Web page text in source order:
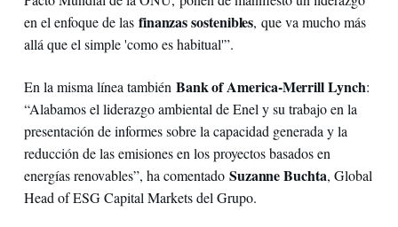
en el enfoque de las finanzas sostenibles, que va mucho más
allá que el simple 'como es habitual'”.
En la misma línea también Bank of America-Merrill Lynch:
“Alabamos el liderazgo ambiental de Enel y su trabajo en la
presentación de informes sobre la capacidad generada y la
reducción de las emisiones en los proyectos basados en
energías renovables”, ha comentado Suzanne Buchta, Global
Head of ESG Capital Markets del Grupo.